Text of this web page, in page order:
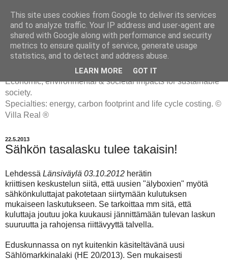
ENERGIATYHMYRIT
Economic, environmental & societal impacts for sustainable
society.
Specialties: energy, carbon footprint and life cycle costing. ©
Villa Real ®
22.5.2013
Sähkön tasalasku tulee takaisin!
Lehdessä Länsiväylä 03.10.2012 herätin
kriittisen keskustelun siitä, että uusien "älyboxien" myötä
sähkönkuluttajat pakotetaan siirtymään kulutuksen
mukaiseen laskutukseen. Se tarkoittaa mm sitä, että
kuluttaja joutuu joka kuukausi jännittämään tulevan laskun
suuruutta ja rahojensa riittävyyttä talvella.
Eduskunnassa on nyt kuitenkin käsiteltävänä uusi
Sählömarkkinalaki (HE 20/2013). Sen mukaisesti
This site uses cookies from Google to deliver its services
and to analyze traffic. Your IP address and user-agent are
shared with Google along with performance and security
metrics to ensure quality of service, generate usage
statistics, and to detect and address abuse.
LEARN MORE GOT IT